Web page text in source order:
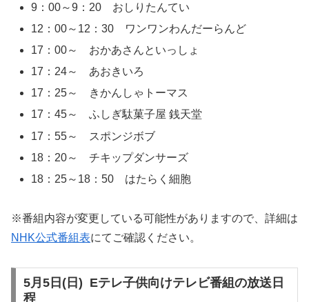
9：00～9：20 おしりたんてい
12：00～12：30 ワンワンわんだーらんど
17：00～ おかあさんといっしょ
17：24～ あおきいろ
17：25～ きかんしゃトーマス
17：45～ ふしぎ駄菓子屋 銭天堂
17：55～ スポンジボブ
18：20～ チキップダンサーズ
18：25～18：50 はたらく細胞
※番組内容が変更している可能性がありますので、詳細は
NHK公式番組表にてご確認ください。
5月5日(日) Eテレ子供向けテレビ番組の放送日
程